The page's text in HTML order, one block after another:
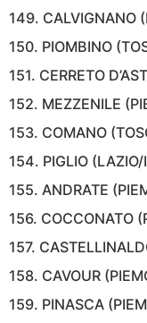
149. CALVIGNANO
150. PIOMBINO
151. CERRETO
152. MEZZENILE
153. COMANO
154. PIGLIO (LAZIO/
155. ANDRATE
156. COCCONATO
157.
158. CAVOUR
159. PINASCA